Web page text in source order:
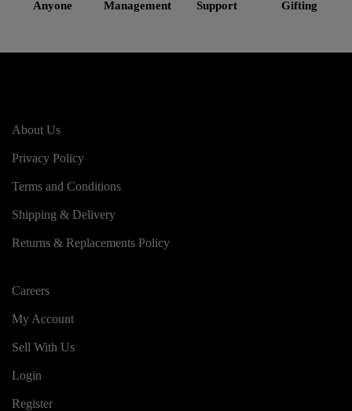
Anyone Management Support Gifting
About Us
Privacy Policy
Terms and Conditions
Shipping & Delivery
Returns & Replacements Policy
Careers
My Account
Sell With Us
Login
Register